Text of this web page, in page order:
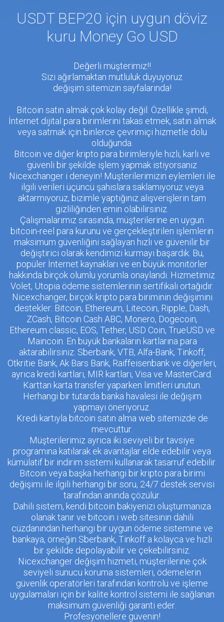
USDT BEP20 için uygun döviz
kuru Money Go USD
Değerli müşterimiz!!
Sizi ağırlamaktan mutluluk duyuyoruz
değişim sitemizin sayfalarında!
Bitcoin satın almak çok kolay değil. Özellikle şimdi,
İnternet dijital para birimlerini takas etmek, satın almak
veya satmak için binlerce çevrimiçi hizmetle dolu
olduğunda.
Bitcoin ve diğer kripto para birimleriyle hızlı, karlı ve
güvenli bir şekilde işlem yapmak istiyorsanız
Nicexchanger i deneyin! Müşterilerimizin eylemleri ile
ilgili verileri üçüncü şahıslara saklamıyoruz veya
aktarmıyoruz, bizimle yaptığınız alışverişlerin tam
gizliliğinden emin olabilirsiniz.
Çalışmalarımız sırasında, müşterilerine en uygun
bitcoin-reel para kurunu ve gerçekleştirilen işlemlerin
maksimum güvenliğini sağlayan hızlı ve güvenilir bir
değiştirici olarak kendimizi kurmayı başardık. Bu,
popüler İnternet kaynakları ve en büyük monitörler
hakkında birçok olumlu yorumla onaylandı. Hizmetimiz
Volet, Utopia ödeme sistemlerinin sertifikalı ortağıdır.
Nicexchanger, birçok kripto para biriminin değişimini
destekler: Bitcoin, Ethereum, Litecoin, Ripple, Dash,
ZCash, Bitcoin Cash ABC, Monero, Dogecoin,
Ethereum classic, EOS, Tether, USD Coin, TrueUSD ve
Maincoin. En büyük bankaların kartlarına para
aktarabilirsiniz: Sberbank, VTB, Alfa-Bank, Tinkoff,
Otkritie Bank, Ak Bars Bank, Raiffeisenbank ve diğerleri,
ayrıca kredi kartları, MIR kartları, Visa ve MasterCard.
Karttan karta transfer yaparken limitleri unutun.
Herhangi bir tutarda banka havalesi ile değişim
yapmayı öneriyoruz.
Kredi kartıyla bitcoin satın alma web sitemizde de
mevcuttur.
Müşterilerimiz ayrıca iki seviyeli bir tavsiye
programına katılarak ek avantajlar elde edebilir veya
kümülatif bir indirim sistemi kullanarak tasarruf edebilir.
Bitcoin veya başka herhangi bir kripto para birimi
değişimi ile ilgili herhangi bir soru, 24/7 destek servisi
tarafından anında çözülür.
Dahili sistem, kendi bitcoin bakiyenizi oluşturmanıza
olanak tanır ve bitcoin i web sitesinin dahili
cüzdanından herhangi bir uygun ödeme sistemine ve
bankaya, örneğin Sberbank, Tinkoff a kolayca ve hızlı
bir şekilde depolayabilir ve çekebilirsiniz.
Nicexchanger değişim hizmeti, müşterilerine çok
seviyeli sunucu koruma sistemleri, ödemelerin
güvenlik operatörleri tarafından kontrolü ve işleme
uygulamaları için bir kalite kontrol sistemi ile sağlanan
maksimum güvenliği garanti eder.
Profesyonellere güvenin!